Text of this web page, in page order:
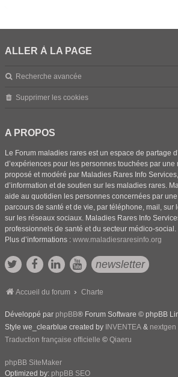
ALLER À LA PAGE
Recherche avancée
Supprimer les cookies
A PROPOS
Le Forum maladies rares est un espace de partage
d’expériences pour les personnes touchées par une
proposé et modéré par Maladies Rares Info
d’information et de soutien sur les maladies rares.
aide au quotidien les personnes concernées par
parcours de santé et de vie, par téléphone, mail, sur
sur les réseaux sociaux. Maladies Rares Info
professionnels de santé et du secteur médico-social.
Plus d’informations : www.maladiesraresinfo.org
newsletter
Accueil du forum Charte
Développé par phpBB® Forum Software © phpBB
Style we_clearblue created by INVENTEA & nextgen
Traduction française officielle © Qiaeru
phpBB SiteMaker
Optimized by: phpBB SEO